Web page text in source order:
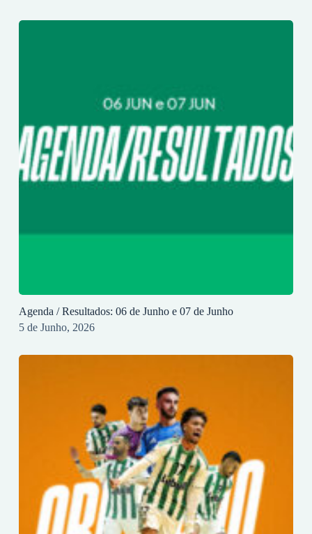
Agenda / Resultados: 06 de Junho e 07 de Junho
5 de Junho, 2026